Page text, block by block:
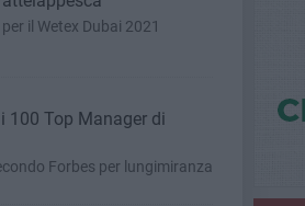
il Wetex Dubai 2021
100 Top Manager di
Forbes per lungimiranza